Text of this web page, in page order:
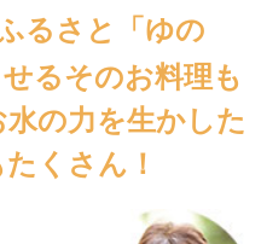
るさと「ゆの
るそのお料理も
の力を生かした
くさん！